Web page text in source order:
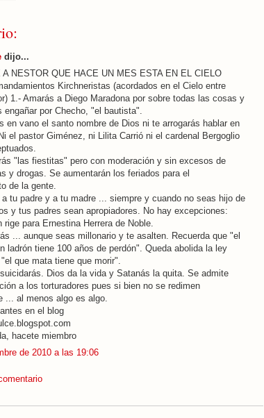
dijo...
A NESTOR QUE HACE UN MES ESTA EN EL CIELO
Kirchneristas (acordados en el Cielo entre
1.- Amarás a Diego Maradona por sobre todas las cosas y
engañar por Checho, "el bautista".
en vano el santo nombre de Dios ni te arrogarás hablar en
el pastor Giménez, ni Lilita Carrió ni el cardenal Bergoglio
"las fiestitas" pero con moderación y sin excesos de
y drogas. Se aumentarán los feriados para el
de la gente.
a tu padre y a tu madre ... siempre y cuando no seas hijo de
y tus padres sean apropiadores. No hay excepciones:
rige para Ernestina Herrera de Noble.
... aunque seas millonario y te asalten. Recuerda que "el
ladrón tiene 100 años de perdón". Queda abolida la ley
que mata tiene que morir".
Dios da la vida y Satanás la quita. Se admite
a los torturadores pues si bien no se redimen
... al menos algo es algo.
en el blog
hacete miembro
de 2010 a las 19:06